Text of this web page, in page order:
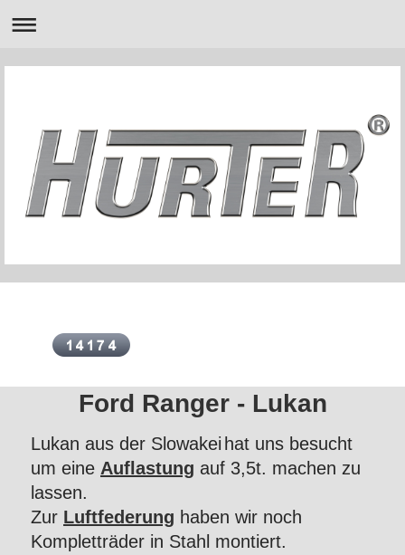
Ford Ranger - Lukan
Lukan aus der Slowakei hat uns besucht
um eine Auflastung auf 3,5t. machen zu
lassen.
Zur Luftfederung haben wir noch
Kompletträder in Stahl montiert.